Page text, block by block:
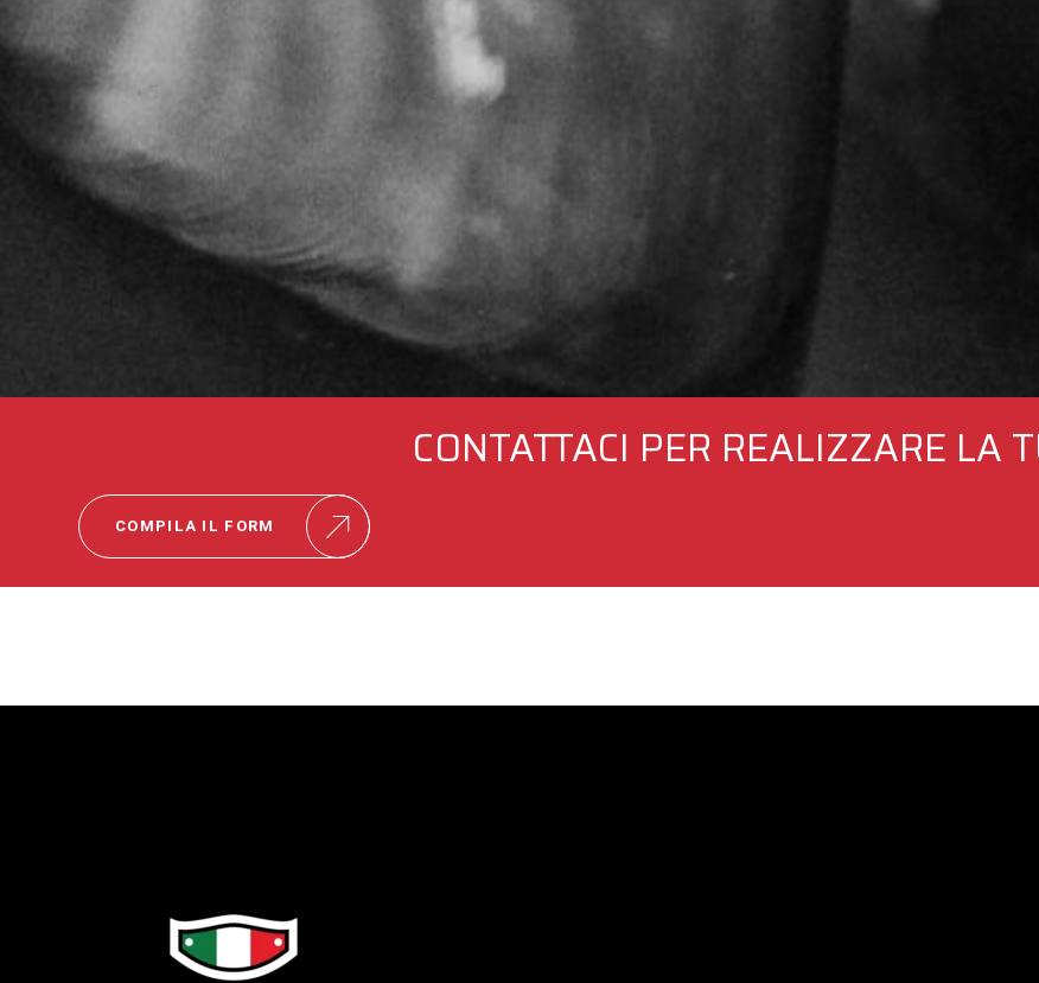
CONTATTACI PER REALIZZARE LA
COMPILA IL FORM